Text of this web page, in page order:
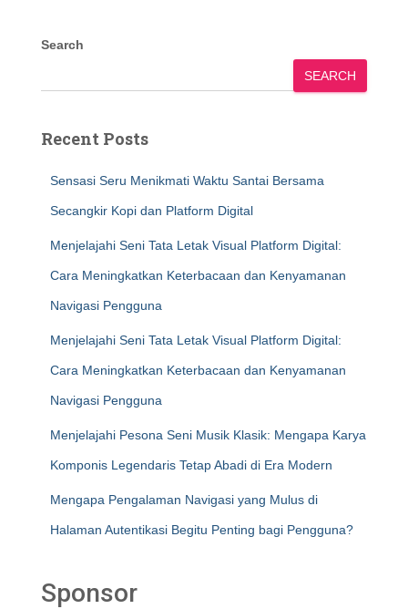
Search
SEARCH
Recent Posts
Sensasi Seru Menikmati Waktu Santai Bersama
Secangkir Kopi dan Platform Digital
Menjelajahi Seni Tata Letak Visual Platform Digital:
Cara Meningkatkan Keterbacaan dan Kenyamanan
Navigasi Pengguna
Menjelajahi Seni Tata Letak Visual Platform Digital:
Cara Meningkatkan Keterbacaan dan Kenyamanan
Navigasi Pengguna
Menjelajahi Pesona Seni Musik Klasik: Mengapa Karya
Komponis Legendaris Tetap Abadi di Era Modern
Mengapa Pengalaman Navigasi yang Mulus di
Halaman Autentikasi Begitu Penting bagi Pengguna?
Sponsor